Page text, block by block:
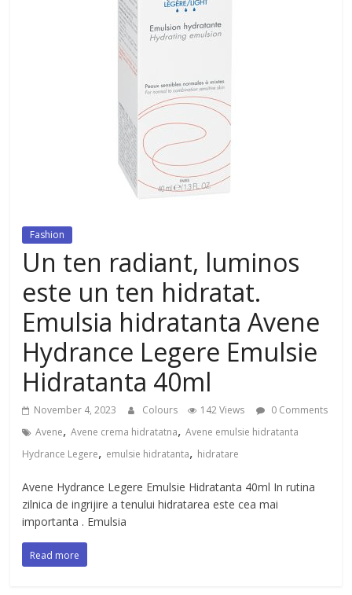
dezvoltat, cu Flexor Fitness-
dispozitiv pentru tonifiere muschi
Fashion
Un ten radiant, luminos
este un ten hidratat.
Emulsia hidratanta Avene
Hydrance Legere Emulsie
Hidratanta 40ml
November 4, 2023 Colours 142 Views
0 Comments
Avene,Avene crema hidratatna,Avene emulsie hidratanta
Hydrance Legere, emulsie hidratanta, hidratare
Avene Hydrance Legere Emulsie Hidratanta 40ml In rutina
zilnica de ingrijire a tenului hidratarea este cea mai
importanta . Emulsia
Read more